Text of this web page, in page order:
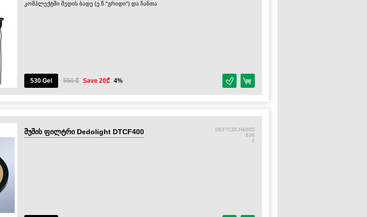
კომპლექტში შედის ბადე (ე.წ."გრიდი") და ჩანთა
530 Gel 550 ₾ Save 20₾ 4%
შუშის ფილტრი Dedolight DTCF400
DEFTCDLH400D
626
2